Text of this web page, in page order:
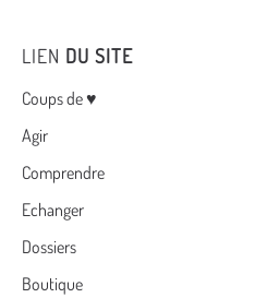
LIEN DU SITE
Menu
Coups de ♥
Agir
Comprendre
Echanger
Dossiers
Boutique